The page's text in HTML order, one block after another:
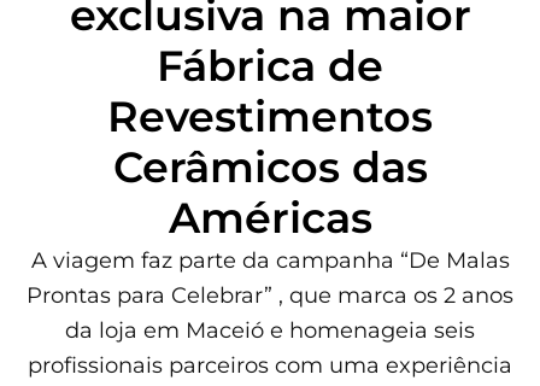
exclusiva na maior
Fábrica de
Revestimentos
Cerâmicos das
Américas
A viagem faz parte da campanha “De Malas
Prontas para Celebrar” , que marca os 2 anos
da loja em Maceió e homenageia seis
profissionais parceiros com uma experiência